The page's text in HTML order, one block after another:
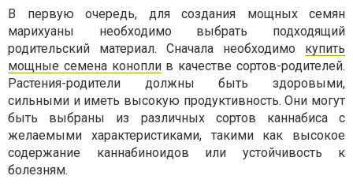
В первую очередь, для создания мощных семян
марихуаны необходимо выбрать подходящий
родительский материал. Сначала необходимо купить
мощные семена коноплив качестве сортов-родителей.
Растения-родители должны быть здоровыми,
сильными и иметь высокую продуктивность. Они могут
быть выбраны из различных сортов каннабиса с
желаемыми характеристиками, такими как высокое
содержание каннабиноидов или устойчивость к
болезням.